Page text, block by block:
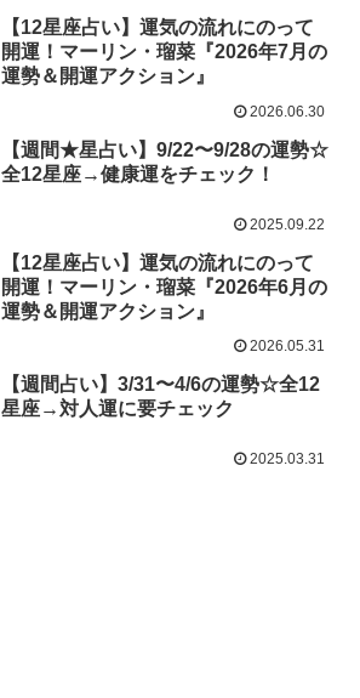
【12星座占い】運気の流れにのって
開運！マーリン・瑠菜『2026年7月の
運勢＆開運アクション』
2026.06.30
【週間★星占い】9/22〜9/28の運勢☆
全12星座→健康運をチェック！
2025.09.22
【12星座占い】運気の流れにのって
開運！マーリン・瑠菜『2026年6月の
運勢＆開運アクション』
2026.05.31
【週間占い】3/31〜4/6の運勢☆全12
星座→対人運に要チェック
2025.03.31